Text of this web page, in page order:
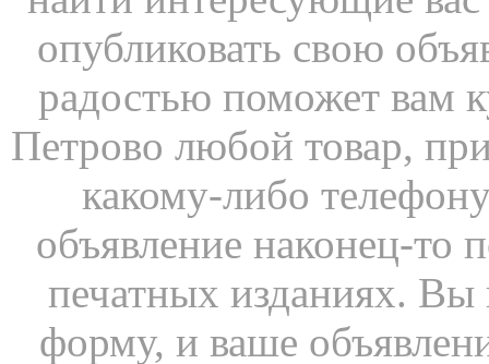
опубликовать свою
радостью поможет вам
Петрово любой товар,
какому-либо
объявление наконец-то
печатных изданиях. Вы
форму, и ваше